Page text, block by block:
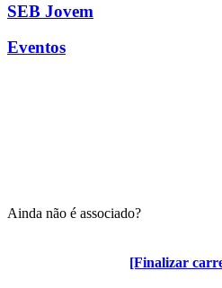
[Finalizar
SEB Jovem
Eventos
Ainda não é associado?
Algumas vantagens